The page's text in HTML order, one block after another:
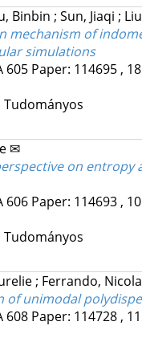
Binbin ; Sun, Jiaqi ;
mechanism of
simulations
605 Paper: 114695 ,
Tudományos
✉
on
606 Paper: 114693 ,
Tudományos
; Ferrando,
of unimodal
608 Paper: 114728 ,